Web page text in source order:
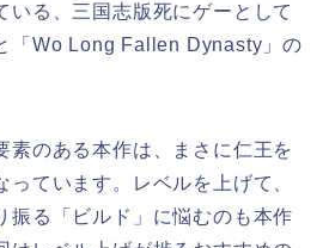
いる、三国志版死にゲーとして
「Wo Long Fallen Dynasty」の
素のある本作は、まさに仁王を
ています。レベルを上げて、
振る「ビルド」に悩むのも本作